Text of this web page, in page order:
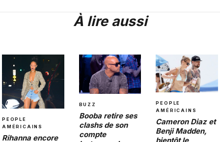
À lire aussi
PEOPLE
AMÉRICAINS
Rihanna encore
BUZZ
Booba retire ses
clashs de son
compte
PEOPLE
AMÉRICAINS
Cameron Diaz et
Benji Madden,
bientôt le